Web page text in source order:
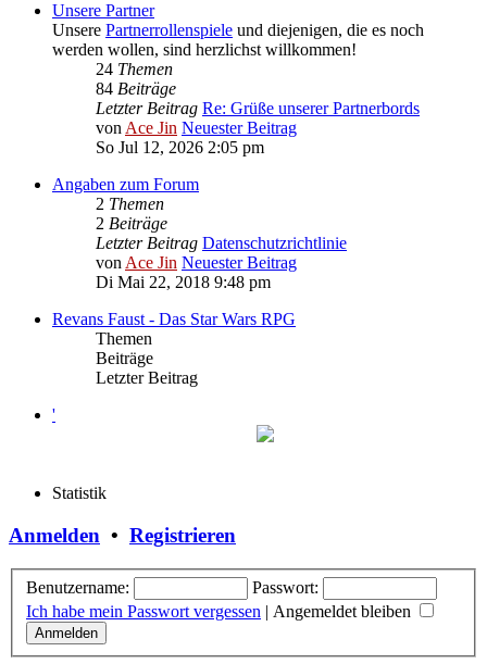
Unsere Partner
Unsere Partnerrollenspiele und diejenigen, die es noch
werden wollen, sind herzlichst willkommen!
24 Themen
84 Beiträge
Letzter Beitrag Re: Grüße unserer Partnerbords
vonAce Jin Neuester Beitrag
So Jul 12, 2026 2:05 pm
Angaben zum Forum
2 Themen
2 Beiträge
Letzter Beitrag Datenschutzrichtlinie
vonAce Jin Neuester Beitrag
Di Mai 22, 2018 9:48 pm
Revans Faust - Das Star Wars RPG
Themen
Beiträge
Letzter Beitrag
'
Statistik
Anmelden • Registrieren
Benutzername:
Passwort:
Ich habe mein Passwort vergessen | Angemeldet bleiben